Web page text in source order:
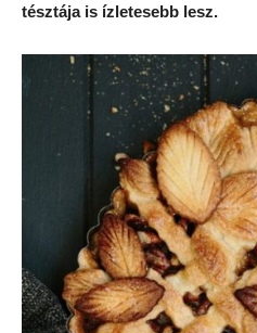
tésztája is ízletesebb lesz.